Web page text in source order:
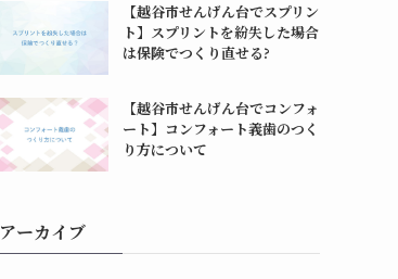
【越谷市せんげん台でスプリン
ト】スプリントを紛失した場合
は保険でつくり直せる?
【越谷市せんげん台でコンフォ
ート】コンフォート義歯のつく
り方について
アーカイブ